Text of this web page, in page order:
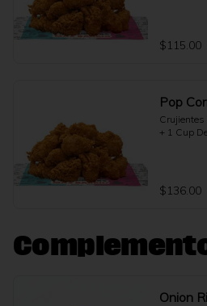
$115.00
Pop
Crujientes
+ 1 Cup
$136.00
Onion